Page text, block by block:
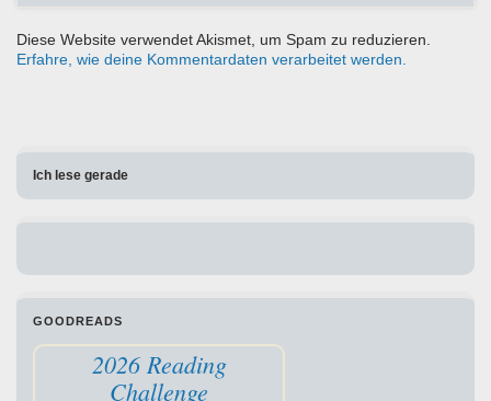
Diese Website verwendet Akismet, um Spam zu reduzieren.
Erfahre, wie deine Kommentardaten verarbeitet werden.
Ich lese gerade
GOODREADS
2026 Reading
Challenge